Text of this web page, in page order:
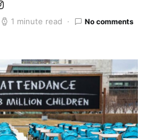
1 minute read No comments